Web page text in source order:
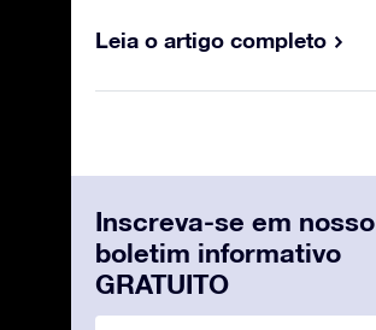
Leia o artigo completo
Inscreva-se em nosso
boletim informativo
GRATUITO